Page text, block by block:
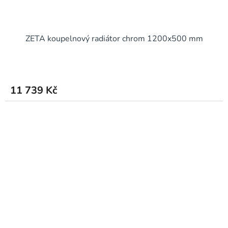
ZETA koupelnový radiátor chrom 1200x500 mm
11 739 Kč